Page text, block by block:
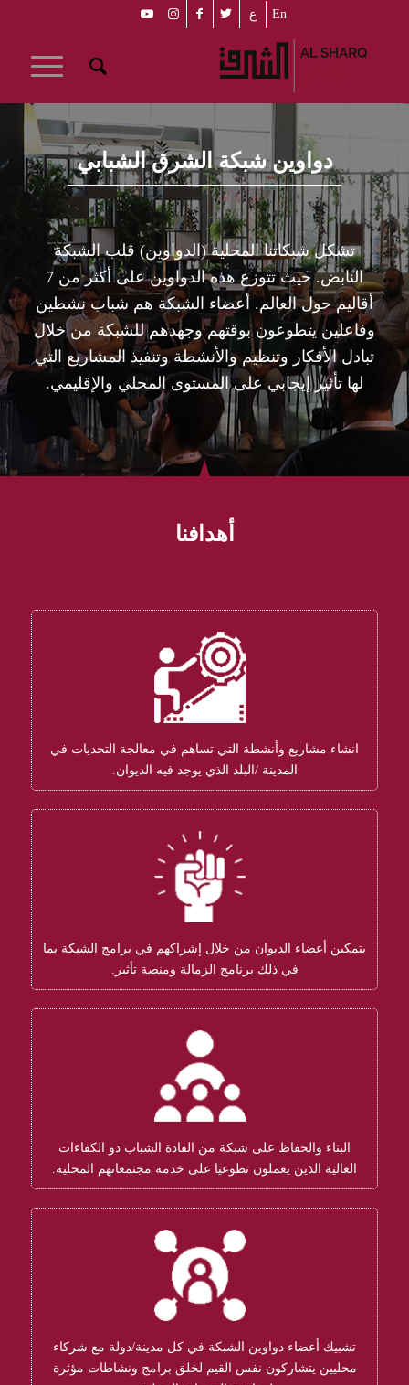
En ع
دواوين شبكة الشرق الشبابي
تشكل شبكاتنا المحلية (الدواوين) قلب الشبكة
النابض. حيث تتوزع هذه الدواوين على أكثر من 7
أقاليم حول العالم. أعضاء الشبكة هم شباب نشطين
وفاعلين يتطوعون بوقتهم وجهدهم للشبكة من خلال
تبادل الأفكار وتنظيم والأنشطة وتنفيذ المشاريع التي
لها تأثير إيجابي على المستوى المحلي والإقليمي.
أهدافنا
انشاء مشاريع وأنشطة التي تساهم في معالجة التحديات في
المدينة /البلد الذي يوجد فيه الديوان.
بتمكين أعضاء الديوان من خلال إشراكهم في برامج الشبكة بما
في ذلك برنامج الزمالة ومنصة تأثير.
البناء والحفاظ على شبكة من القادة الشباب ذو الكفاءات
العالية الذين يعملون تطوعيا على خدمة مجتمعاتهم المحلية.
تشبيك أعضاء دواوين الشبكة في كل مدينة/دولة مع شركاء
محليين يتشاركون نفس القيم لخلق برامج ونشاطات مؤثرة